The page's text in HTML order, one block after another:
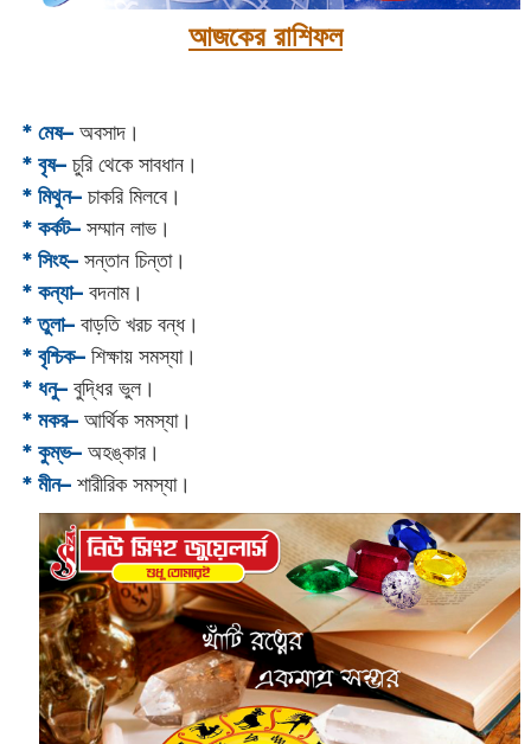
আজকের রাশিফল
* মেষ–অবসাদ।
* বৃষ–চুরি থেকে সাবধান।
* মিথুন–চাকরি মিলবে।
* কর্কট–সম্মান লাভ।
* সিংহ–সন্তান চিন্তা।
* কন্যা–বদনাম।
* তুলা–বাড়তি খরচ বন্ধ।
* বৃশ্চিক–শিক্ষায় সমস্যা।
* ধনু–বুদ্ধির ভুল।
* মকর–আর্থিক সমস্যা।‌
* কুম্ভ–অহঙ্কার।
* মীন–শারীরিক সমস্যা।